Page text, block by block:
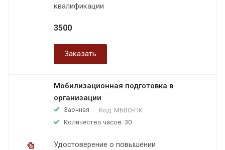
квалификации
3500
Заказать
Мобилизационная подготовка в
организации
Заочная Код: МБВО-ПК
Количество часов: 30
Удостоверение о повышении